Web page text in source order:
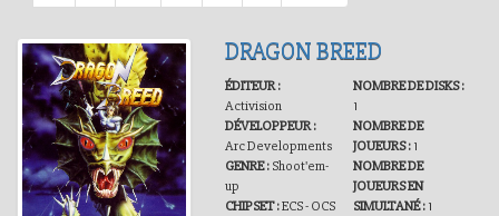
DRAGON BREED
ÉDITEUR :
Activision
DÉVELOPPEUR :
Arc Developments
GENRE :Shoot'em-
up
CHIPSET :ECS - OCS
NOMBRE DE DISKS :
1
NOMBRE DE
JOUEURS :1
NOMBRE DE
JOUEURS EN
SIMULTANÉ :1